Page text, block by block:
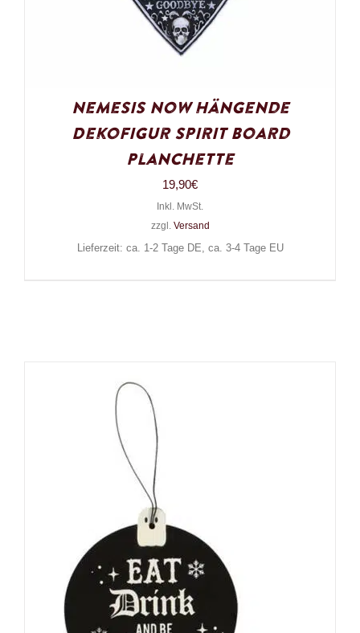
Nemesis Now Hängende
Dekofigur Spirit Board
Planchette
19,90€
Inkl. MwSt.
zzgl. Versand
Lieferzeit: ca. 1-2 Tage DE, ca. 3-4 Tage EU